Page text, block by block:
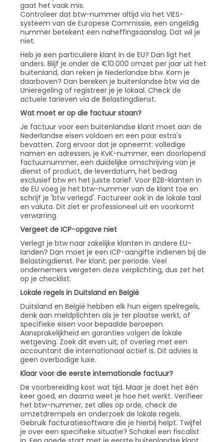
gaat het vaak mis.
Controleer dat btw-nummer altijd via het VIES-
systeem van de Europese Commissie, een ongeldig
nummer betekent een naheffingsaanslag. Dat wil je
niet.
Heb je een particuliere klant in de EU? Dan ligt het
anders. Blijf je onder de €10.000 omzet per jaar uit het
buitenland, dan reken je Nederlandse btw. Kom je
daarboven? Dan bereken je buitenlandse btw via de
Unieregeling of registreer je je lokaal. Check de
actuele tarieven via de Belastingdienst.
Wat moet er op die factuur staan?
Je factuur voor een buitenlandse klant moet aan de
Nederlandse eisen voldoen en een paar extra's
bevatten. Zorg ervoor dat je opneemt: volledige
namen en adressen, je KvK-nummer, een doorlopend
factuurnummer, een duidelijke omschrijving van je
dienst of product, de leverdatum, het bedrag
exclusief btw en het juiste tarief. Voor B2B-klanten in
de EU voeg je het btw-nummer van de klant toe en
schrijf je 'btw verlegd'. Factureer ook in de lokale taal
en valuta. Dit ziet er professioneel uit en voorkomt
verwarring.
Vergeet de ICP-opgave niet
Verlegt je btw naar zakelijke klanten in andere EU-
landen? Dan moet je een ICP-aangifte indienen bij de
Belastingdienst. Per klant, per periode. Veel
ondernemers vergeten deze verplichting, dus zet het
op je checklist.
Lokale regels in Duitsland en België
Duitsland en België hebben elk hun eigen spelregels,
denk aan meldplichten als je ter plaatse werkt, of
specifieke eisen voor bepaalde beroepen.
Aansprakelijkheid en garanties volgen de lokale
wetgeving. Zoek dit even uit, of overleg met een
accountant die internationaal actief is. Dit advies is
geen overbodige luxe.
Klaar voor die eerste internationale factuur?
De voorbereiding kost wat tijd. Maar je doet het één
keer goed, en daarna weet je hoe het werkt. Verifieer
het btw-nummer, zet alles op orde, check de
omzetdrempels en onderzoek de lokale regels.
Gebruik facturatiesoftware die je hierbij helpt. Twijfel
je over een specifieke situatie? Schakel een fiscalist